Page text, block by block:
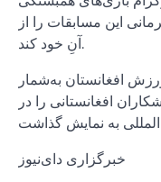
این مسابقات را از
آنِ خود کند.
افغانستان به‌شمار
افغانستانی را در
خبرگزاری دای‌نیوز